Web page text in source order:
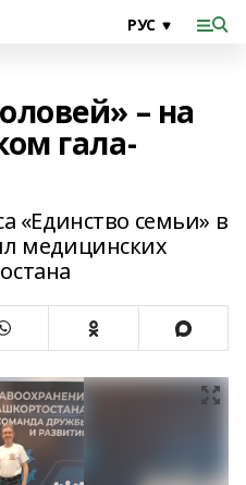
– на
гала-
«Единство семьи» в
медицинских